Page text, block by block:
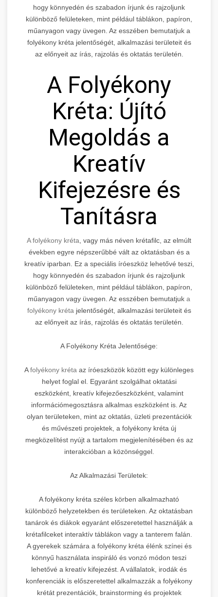
hogy könnyedén és szabadon írjunk és rajzoljunk
különböző felületeken, mint például táblákon, papíron,
műanyagon vagy üvegen. Az esszében bemutatjuk a
folyékony kréta jelentőségét, alkalmazási területeit és
az előnyeit az írás, rajzolás és oktatás területén.
A Folyékony
Kréta: Újító
Megoldás a
Kreatív
Kifejezésre és
Tanításra
A folyékony kréta , vagy más néven krétafilc, az elmúlt
években egyre népszerűbbé vált az oktatásban és a
kreatív iparban. Ez a speciális íróeszköz lehetővé teszi,
hogy könnyedén és szabadon írjunk és rajzoljunk
különböző felületeken, mint például táblákon, papíron,
műanyagon vagy üvegen. Az esszében bemutatjuk a
folyékony kréta jelentőségét, alkalmazási területeit és
az előnyeit az írás, rajzolás és oktatás területén.
A Folyékony Kréta Jelentősége:
Afolyékony kréta az íróeszközök között egy különleges
helyet foglal el. Egyaránt szolgálhat oktatási
eszközként, kreatív kifejezőeszközként, valamint
információmegosztásra alkalmas eszközként is. Az
olyan területeken, mint az oktatás, üzleti prezentációk
és művészeti projektek, a folyékony kréta új
megközelítést nyújt a tartalom megjelenítésében és az
interakcióban a közönséggel.
Az Alkalmazási Területek:
A folyékony kréta széles körben alkalmazható
különböző helyzetekben és területeken. Az oktatásban
tanárok és diákok egyaránt előszeretettel használják a
krétafilceket interaktív táblákon vagy a tanterem falán.
A gyerekek számára a folyékony kréta élénk színei és
könnyű használata inspiráló és vonzó módon teszi
lehetővé a kreatív kifejezést. A vállalatok, irodák és
konferenciák is előszeretettel alkalmazzák a folyékony
krétát prezentációk, brainstorming és projektek